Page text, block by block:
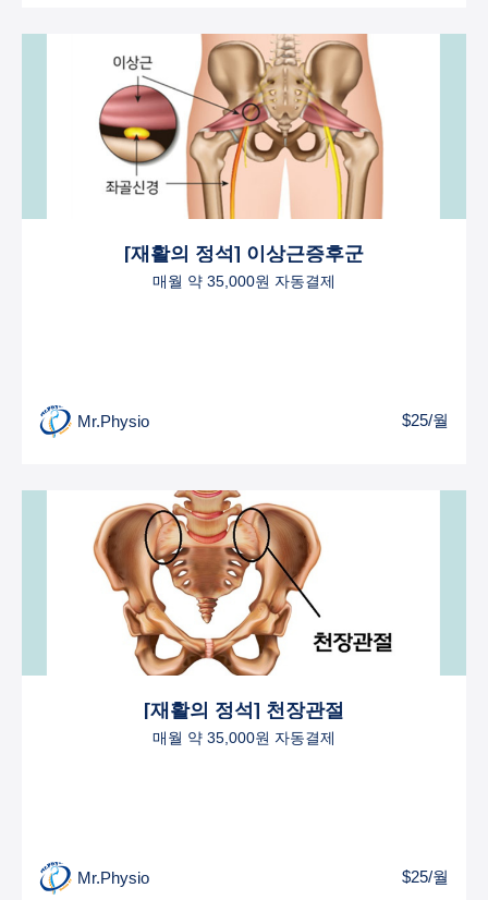
[재활의 정석] 이상근증후군
매월 약 35,000원 자동결제
Mr.Physio $25/월
[재활의 정석] 천장관절
매월 약 35,000원 자동결제
Mr.Physio $25/월